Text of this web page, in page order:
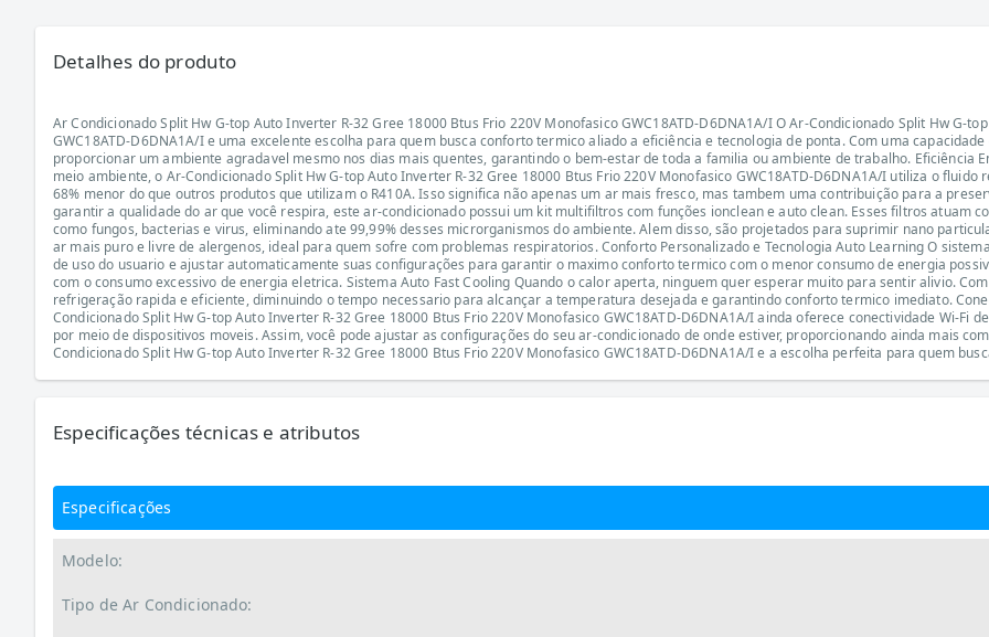
Detalhes do produto
Ar Condicionado Split Hw G-top Auto Inverter R-32 Gree 18000 Btus Frio 220V Monofasico GWC18ATD-D6DNA1A/I O Ar-Condicionado Split Hw G-
GWC18ATD-D6DNA1A/I e uma excelente escolha para quem busca conforto termico aliado a eficiência e tecnologia de ponta. Com uma
proporcionar um ambiente agradavel mesmo nos dias mais quentes, garantindo o bem-estar de toda a familia ou ambiente de trabalho. Eficiência
meio ambiente, o Ar-Condicionado Split Hw G-top Auto Inverter R-32 Gree 18000 Btus Frio 220V Monofasico GWC18ATD-D6DNA1A/I utiliza o
68% menor do que outros produtos que utilizam o R410A. Isso significa não apenas um ar mais fresco, mas tambem uma contribuição para a
garantir a qualidade do ar que você respira, este ar-condicionado possui um kit multifiltros com funções ionclean e auto clean. Esses filtros atuam
como fungos, bacterias e virus, eliminando ate 99,99% desses microrganismos do ambiente. Alem disso, são projetados para suprimir nano
ar mais puro e livre de alergenos, ideal para quem sofre com problemas respiratorios. Conforto Personalizado e Tecnologia Auto Learning O
de uso do usuario e ajustar automaticamente suas configurações para garantir o maximo conforto termico com o menor consumo de energia
com o consumo excessivo de energia eletrica. Sistema Auto Fast Cooling Quando o calor aperta, ninguem quer esperar muito para sentir alivio.
refrigeração rapida e eficiente, diminuindo o tempo necessario para alcançar a temperatura desejada e garantindo conforto termico imediato.
Condicionado Split Hw G-top Auto Inverter R-32 Gree 18000 Btus Frio 220V Monofasico GWC18ATD-D6DNA1A/I ainda oferece conectividade Wi-
por meio de dispositivos moveis. Assim, você pode ajustar as configurações do seu ar-condicionado de onde estiver, proporcionando ainda mais
Condicionado Split Hw G-top Auto Inverter R-32 Gree 18000 Btus Frio 220V Monofasico GWC18ATD-D6DNA1A/I e a escolha perfeita para quem
Especificações técnicas e atributos
Especificações
Modelo:
Tipo de Ar Condicionado: